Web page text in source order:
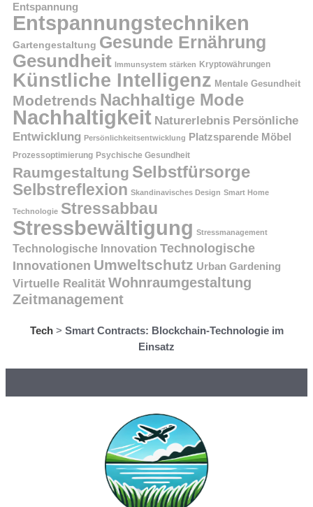
Entspannung
Entspannungstechniken
Gartengestaltung Gesunde Ernährung
Gesundheit Immunsystem stärken Kryptowährungen
Künstliche Intelligenz Mentale Gesundheit
Modetrends Nachhaltige Mode
Nachhaltigkeit Naturerlebnis Persönliche
Entwicklung Persönlichkeitsentwicklung Platzsparende Möbel
Prozessoptimierung Psychische Gesundheit
Raumgestaltung Selbstfürsorge
Selbstreflexion Skandinavisches Design Smart Home
Technologie Stressabbau
Stressbewältigung Stressmanagement
Technologische Innovation Technologische
Innovationen Umweltschutz Urban Gardening
Virtuelle Realität Wohnraumgestaltung
Zeitmanagement
Tech> Smart Contracts: Blockchain-Technologie im
Einsatz